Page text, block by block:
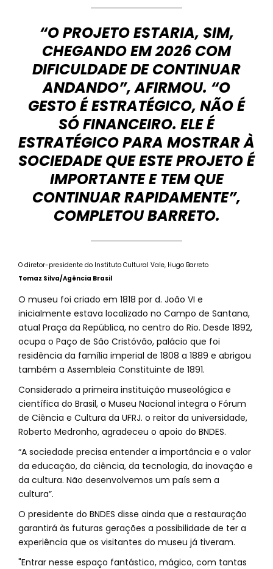
“O PROJETO ESTARIA, SIM,
CHEGANDO EM 2026 COM
DIFICULDADE DE CONTINUAR
ANDANDO”, AFIRMOU. “O
GESTO É ESTRATÉGICO, NÃO É
SÓ FINANCEIRO. ELE É
ESTRATÉGICO PARA MOSTRAR À
SOCIEDADE QUE ESTE PROJETO É
IMPORTANTE E TEM QUE
CONTINUAR RAPIDAMENTE”,
COMPLETOU BARRETO.
O diretor-presidente do Instituto Cultural Vale, Hugo Barreto
Tomaz Silva/Agência Brasil
O museu foi criado em 1818 por d. João VI e
inicialmente estava localizado no Campo de Santana,
atual Praça da República, no centro do Rio. Desde 1892,
ocupa o Paço de São Cristóvão, palácio que foi
residência da família imperial de 1808 a 1889 e abrigou
também a Assembleia Constituinte de 1891.
Considerado a primeira instituição museológica e
científica do Brasil, o Museu Nacional integra o Fórum
de Ciência e Cultura da UFRJ. o reitor da universidade,
Roberto Medronho, agradeceu o apoio do BNDES.
“A sociedade precisa entender a importância e o valor
da educação, da ciência, da tecnologia, da inovação e
da cultura. Não desenvolvemos um país sem a
cultura”.
O presidente do BNDES disse ainda que a restauração
garantirá às futuras gerações a possibilidade de ter a
experiência que os visitantes do museu já tiveram.
"Entrar nesse espaço fantástico, mágico, com tantas